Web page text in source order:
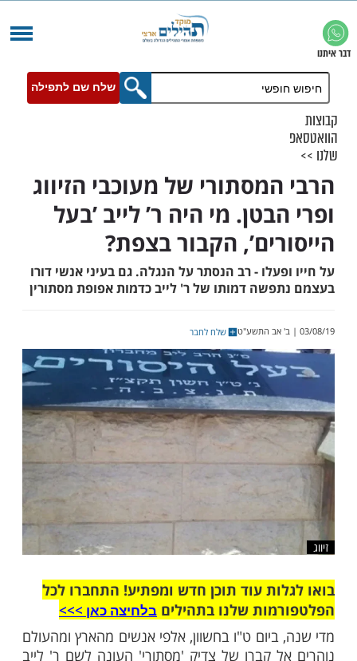
שלח שם לתפילה
של מעוכבי הזיווג
מי היה ר’ לייב ’בעל
הקבור בצפת?
- רב הנסתר על הנגלה. גם בעיני אנשי דורו
דמותו של ר' לייב כדמות אפופת מסתורין
שלח לחבר